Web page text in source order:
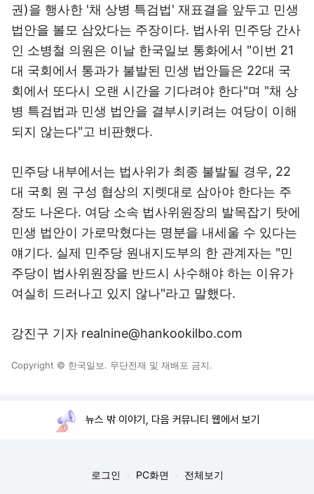
권)을 행사한 '채 상병 특검법' 재표결을 앞두고 민생
법안을 볼모 삼았다는 주장이다. 법사위 민주당 간사
인 소병철 의원은 이날 한국일보 통화에서 "이번 21
대 국회에서 통과가 불발된 민생 법안들은 22대 국
회에서 또다시 오랜 시간을 기다려야 한다"며 "채 상
병 특검법과 민생 법안을 결부시키려는 여당이 이해
되지 않는다"고 비판했다.
민주당 내부에서는 법사위가 최종 불발될 경우, 22
대 국회 원 구성 협상의 지렛대로 삼아야 한다는 주
장도 나온다. 여당 소속 법사위원장의 발목잡기 탓에
민생 법안이 가로막혔다는 명분을 내세울 수 있다는
얘기다. 실제 민주당 원내지도부의 한 관계자는 "민
주당이 법사위원장을 반드시 사수해야 하는 이유가
여실히 드러나고 있지 않나"라고 말했다.
강진구 기자 realnine@hankookilbo.com
Copyright © 한국일보. 무단전재 및 재배포 금지.
뉴스 밖 이야기, 다음 커뮤니티 웹에서 보기
로그인 PC화면 전체보기